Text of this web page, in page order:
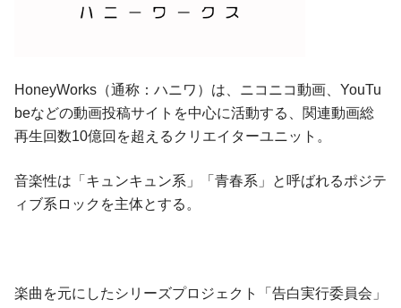
HoneyWorks（通称：ハニワ）は、ニコニコ動画、YouTu
beなどの動画投稿サイトを中心に活動する、関連動画総
再生回数10億回を超えるクリエイターユニット。
音楽性は「キュンキュン系」「青春系」と呼ばれるポジテ
ィブ系ロックを主体とする。
楽曲を元にしたシリーズプロジェクト「告白実行委員会」